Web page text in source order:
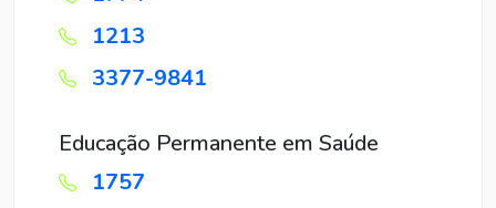
1213
3377-9841
Educação Permanente em Saúde
1757